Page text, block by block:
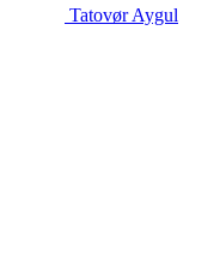
Tatovør Aygul